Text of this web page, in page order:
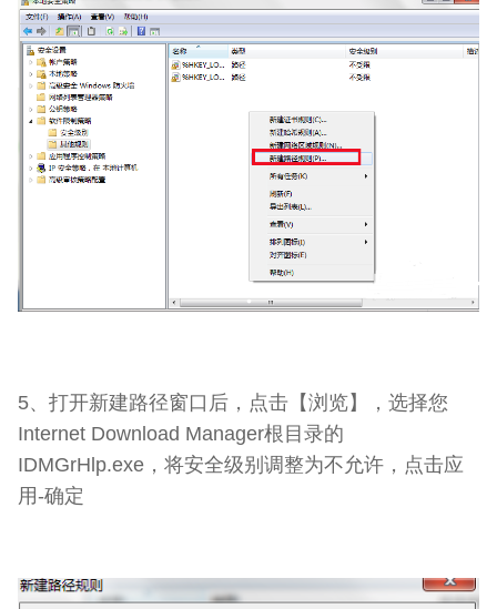
5、打开新建路径窗口后，点击【浏览】，选择您
Internet Download Manager根目录的
IDMGrHlp.exe，将安全级别调整为不允许，点击应
用-确定